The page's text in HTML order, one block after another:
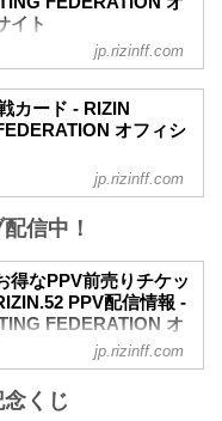
イト
| 秋元強真 vs. パッチ
土）12:30開場／14:00開
ARENA｜「東京有明ア
シャルサイト
ナ(TOKYO ARIAKE
オフィシャルサイトで
とグローバルなエンタテ
jp.rizinff.com
カード - RIZIN
オフィシ
ッチー・ミックス
ス・グスタボ vs. 桜庭大
ル：5分3R（71.0kg）
ボ vs. 桜庭大世
凌 vs. 木村柊也
ル：5分3R（66.0kg）
jp.rizinff.com
信中！
得なPPV前売りチケッ
PPV配信情報 -
FEDERATION オ
RIZIN 100 CLUB、RIZIN
jp.rizinff.com
くじ